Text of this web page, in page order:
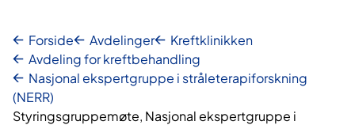
Forside Avdelinger
Kreftklinikken
Avdeling for kreftbehandling
Nasjonal ekspertgruppe i stråleterapiforskning
(NERR)
Styringsgruppemøte, Nasjonal ekspertgruppe i